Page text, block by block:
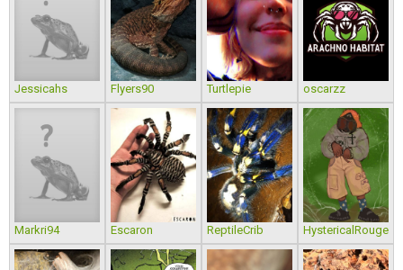
Jessicahs Flyers90 Turtlepie oscarzz
Markri94 Escaron ReptileCrib HystericalRouge